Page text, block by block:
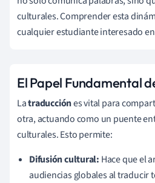
culturales. Comprender esta
cualquier estudiante interesado
El Papel Fundamental
Latraducciónes vital para
otra, actuando como un puente
culturales. Esto permite:
Difusión cultural: Hace que el
audiencias globales al traducir